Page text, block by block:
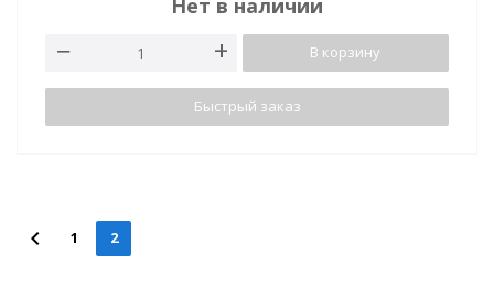
Нет в наличии
В корзину
Быстрый заказ
1 2